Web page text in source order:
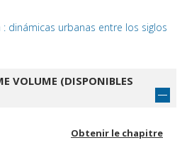
dinámicas urbanas entre los siglos
VOLUME (DISPONIBLES
Obtenir le chapitre